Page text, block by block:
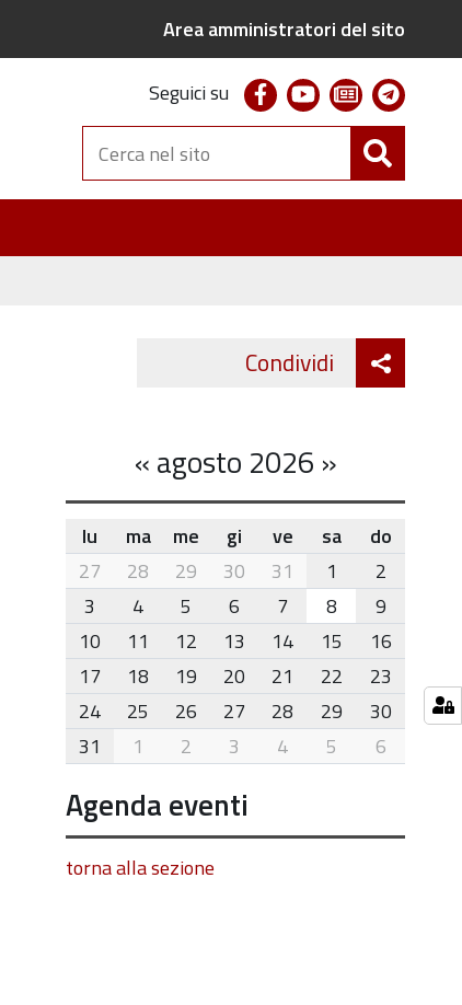
Area amministratori del sito
Seguici su facebookyoutubenewsletter
Cerca
nel
sito
Condividi Twitter
«agosto 2026 »
month-
8
lu ma me gi ve sa
do
27
28 29 30 31 1
2
3
4 5 6 7 8
9
10
11 12 13 14 15
16
17
18 19 20 21 22
23
24
25 26 27 28 29
30
31
1 2 3 4 5 6
Agenda eventi
torna alla sezione